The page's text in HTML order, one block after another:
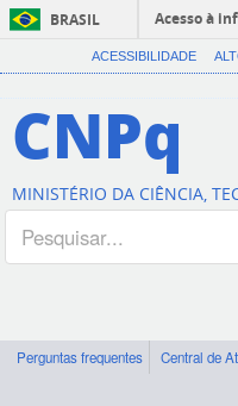
BRASIL
Acesso à
ACESSIBILIDADE
CNPq
MINISTÉRIO DA CIÊNCIA,
Perguntas frequentes Central de